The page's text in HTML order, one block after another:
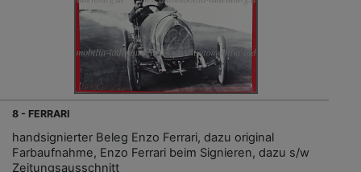
8 - FERRARI
handsignierter Beleg Enzo Ferrari, dazu original
Farbaufnahme, Enzo Ferrari beim Signieren, dazu s/w
Zeitungsausschnitt